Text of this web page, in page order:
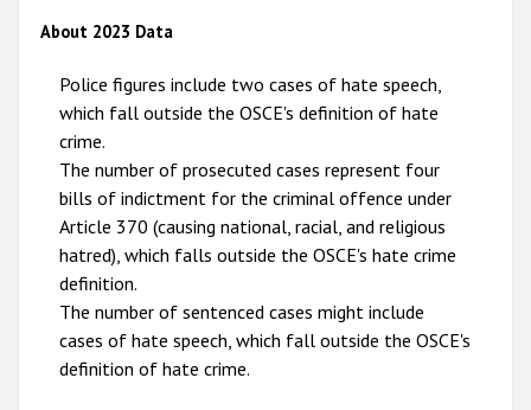
2009
About 2023 Data
Police figures include two cases of hate speech,
which fall outside the OSCE's definition of hate
crime.
The number of prosecuted cases represent four
bills of indictment for the criminal offence under
Article 370 (causing national, racial, and religious
hatred), which falls outside the OSCE's hate crime
definition.
The number of sentenced cases might include
cases of hate speech, which fall outside the OSCE's
definition of hate crime.